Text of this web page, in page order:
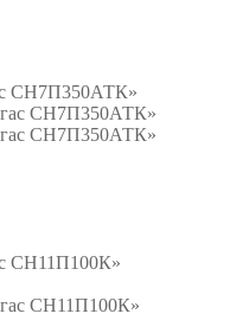
СН7П350АТК»
СН11П100К»